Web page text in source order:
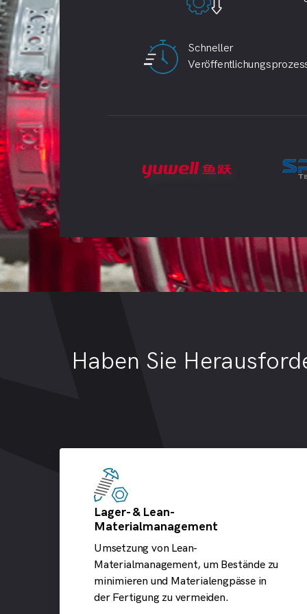
Schneller
Haben Sie
Lager- & Lean-
Materialmanagement
Umsetzung von Lean-
Materialmanagement, um Bestände zu
minimieren und Materialengpässe in
der Fertigung zu vermeiden.